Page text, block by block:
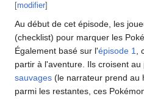
[modifier]
Au début de cet épisode, les
(checklist) pour marquer les
Également basé sur l'épisode 1
partir à l'aventure. Ils croisent au
sauvages (le narrateur prend au
parmi les restantes, ces